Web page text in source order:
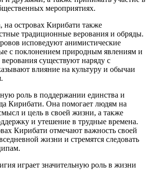
мероприятиях.
на островах Кирибати также
традиционные верования и обряды.
исповедуют анимистические
с поклонением природным явлениям и
существуют наряду с
влияние на культуру и обычаи
роль в поддержании единства и
Кирибати. Она помогает людям на
и цель в своей жизни, а также
и утешение в трудные времена.
Кирибати отмечают важность своей
жизни и стремятся следовать
играет значительную роль в жизни